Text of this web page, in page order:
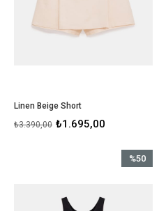
Linen Beige Short
₺1.695,00
₺3.390,00
%50